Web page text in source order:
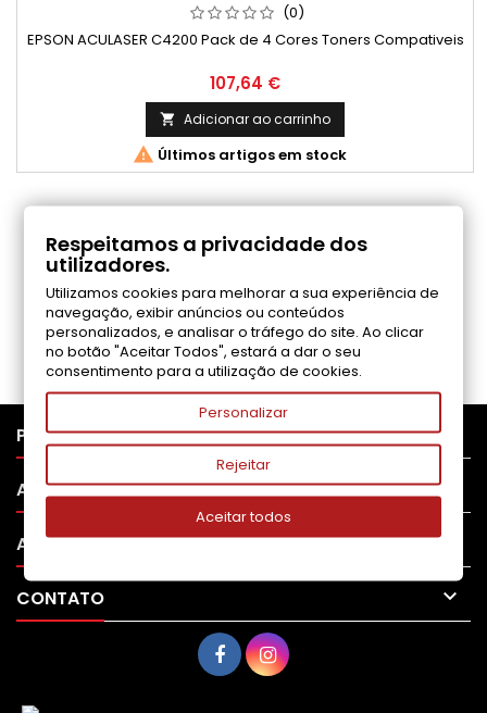
(0)
EPSON ACULASER C4200 Pack de 4 Cores Toners Compativeis
Preço
107,64 €
 Adicionar ao carrinho
 Últimos artigos em stock
COMENTÁRIOS (0)
Seja o primeiro a fazer uma avaliação
PRODUTOS 
APOIO AO CLIENTE 
A SUA CONTA 
CONTATO 
Respeitamos a privacidade dos
utilizadores.
Utilizamos cookies para melhorar a sua experiência de
navegação, exibir anúncios ou conteúdos
personalizados, e analisar o tráfego do site. Ao clicar
no botão "Aceitar Todos", estará a dar o seu
consentimento para a utilização de cookies.
Personalizar
Rejeitar
Aceitar todos